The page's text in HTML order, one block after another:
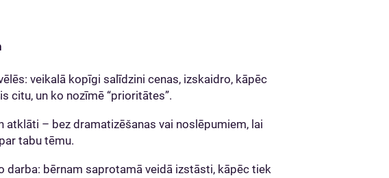
veikalā kopīgi salīdzini cenas, izskaidro, kāpēc
citu, un ko nozīmē “prioritātes”.
atklāti – bez dramatizēšanas vai noslēpumiem, lai
tabu tēmu.
darba: bērnam saprotamā veidā izstāsti, kāpēc tiek